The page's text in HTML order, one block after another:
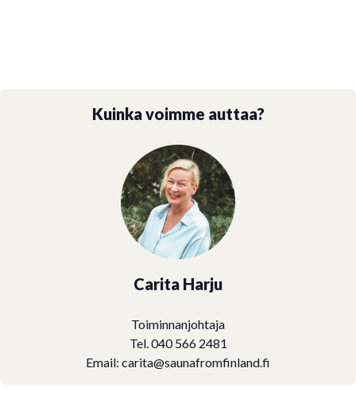
Kuinka voimme auttaa?
Carita Harju
Toiminnanjohtaja
Tel. 040 566 2481
Email: carita@saunafromfinland.fi